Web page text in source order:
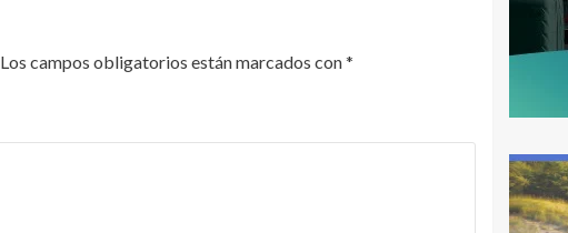
Los campos obligatorios están marcados con*